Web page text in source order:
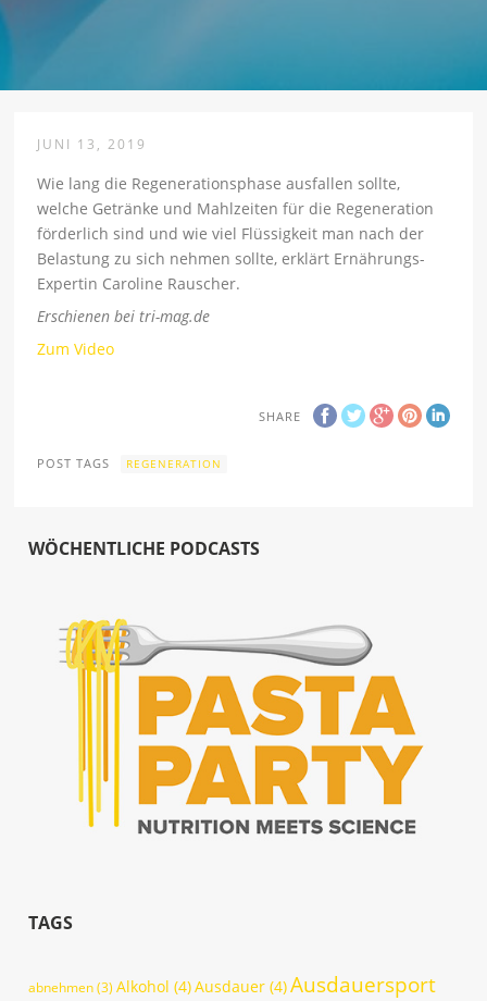
JUNI 13, 2019
Wie lang die Regenerationsphase ausfallen sollte,
welche Getränke und Mahlzeiten für die Regeneration
förderlich sind und wie viel Flüssigkeit man nach der
Belastung zu sich nehmen sollte, erklärt Ernährungs-
Expertin Caroline Rauscher.
Erschienen bei tri-mag.de
Zum Video
SHARE
POST TAGS REGENERATION
WÖCHENTLICHE PODCASTS
TAGS
abnehmen(3) Alkohol (4)Ausdauer (4)Ausdauersport